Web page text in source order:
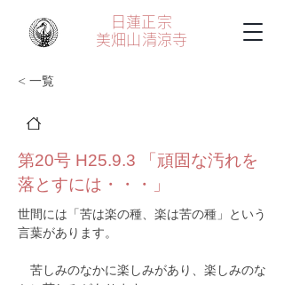
日蓮正宗
美畑山 清涼寺
< 一覧
第20号 H25.9.3 「頑固な汚れを
落とすには・・・」
世間には「苦は楽の種、楽は苦の種」という
言葉があります。
苦しみのなかに楽しみがあり、楽しみのな